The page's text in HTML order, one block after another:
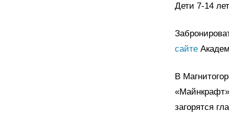
Дети 7-14
сайте
В
загорятся